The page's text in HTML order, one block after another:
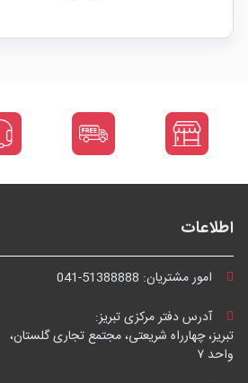
اطلاعات
امور مشتریان: 041-51388888
آدرس دفتر مرکزی تبریز:
تبریز، چهارراه شریعتی، مجتمع تجاری گلستان،
واحد ۷